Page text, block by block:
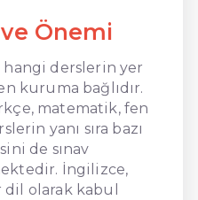
Önemi
hangi derslerin yer
kuruma bağlıdır.
matematik, fen
yanı sıra bazı
de sınav
İngilizce,
olarak kabul